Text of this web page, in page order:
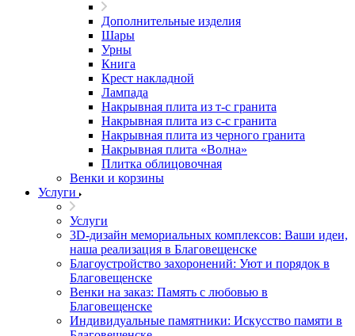
Дополнительные изделия
Шары
Урны
Книга
Крест накладной
Лампада
Накрывная плита из т-с гранита
Накрывная плита из с-с гранита
Накрывная плита из черного гранита
Накрывная плита «Волна»
Плитка облицовочная
Венки и корзины
Услуги
Услуги
3D-дизайн мемориальных комплексов: Ваши идеи,
наша реализация в Благовещенске
Благоустройство захоронений: Уют и порядок в
Благовещенске
Венки на заказ: Память с любовью в
Благовещенске
Индивидуальные памятники: Искусство памяти в